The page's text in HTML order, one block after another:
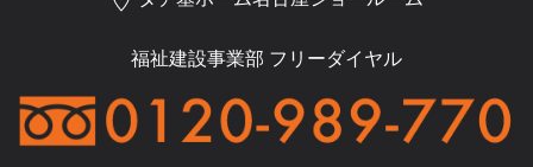
福祉建設事業部 フリーダイヤル